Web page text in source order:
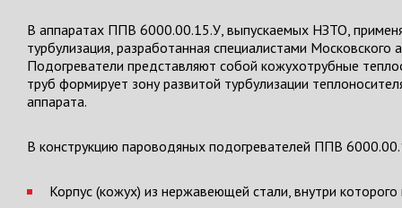
В аппаратах ППВ 6000.00.15.У, выпускаемых НЗТО,
турбулизация, разработанная специалистами Московского
Подогреватели представляют собой кожухотрубные
труб формирует зону развитой турбулизации
аппарата.
В конструкцию пароводяных подогревателей ППВ
Корпус (кожух) из нержавеющей стали, внутри